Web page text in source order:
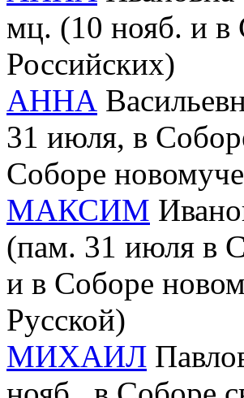
мц. (10 нояб. и в
Российских)
АННА
31 июля, в
Соборе
МАКСИМ
(пам. 31 июля в
и в Соборе
Русской)
МИХАИЛ